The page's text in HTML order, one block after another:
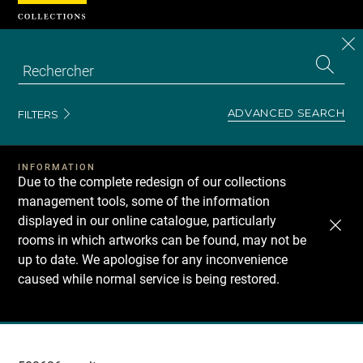
FILTERS ADVANCED SEARCH
INFORMATION
Due to the complete redesign of our collections
management tools, some of the information
displayed in our online catalogue, particularly
rooms in which artworks can be found, may not be
up to date. We apologise for any inconvenience
caused while normal service is being restored.
Recherche
Cookies management panel